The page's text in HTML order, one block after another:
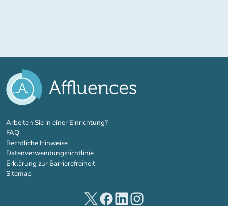
Arbeiten Sie in einer Einrichtung?(new tab)
FAQ
Rechtliche Hinweise
Datenverwendungsrichtlinie
Erklärung zur Barrierefreiheit
Sitemap
(new tab)(new tab)(new tab)